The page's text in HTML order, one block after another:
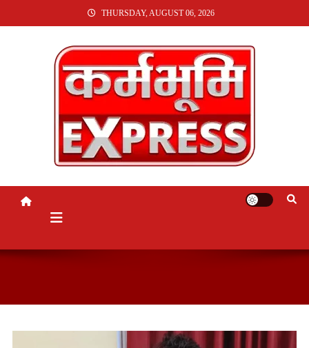
TO
THURSDAY, AUGUST 06, 2026
KARMABHUMI EXPRESS